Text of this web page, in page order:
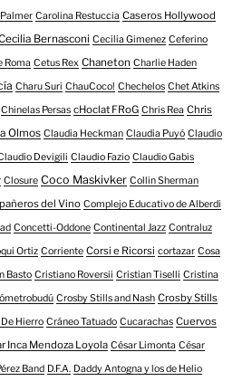
Carolina Restuccia Caseros Hollywood
Bernasconi Cecilia Gimenez Ceferino
Roma Cetus Rex Chaneton Charlie Haden
Charu Suri ChauCoco! Chechelos Chet Atkins
Chinelas Persas cHoclat FRoG Chris Rea Chris
Olmos Claudia Heckman Claudia Puyó Claudio
Devigili Claudio Fazio Claudio Gabis
Closure Coco Maskivker Collin Sherman
del Vino Complejo Educativo de Alberdi
Concetti-Oddone Continental Jazz Contraluz
Ortiz Corriente Corsi e Ricorsi cortazar Cosa
Basto Cristiano Roversii Cristian Tiselli Cristina
Crosby Stills and Nash Crosby Stills
Hierro Cráneo Tatuado Cucarachas Cuervos
Inca Mendoza Loyola César Limonta César
Band D.F.A. Daddy Antogna y los de Helio